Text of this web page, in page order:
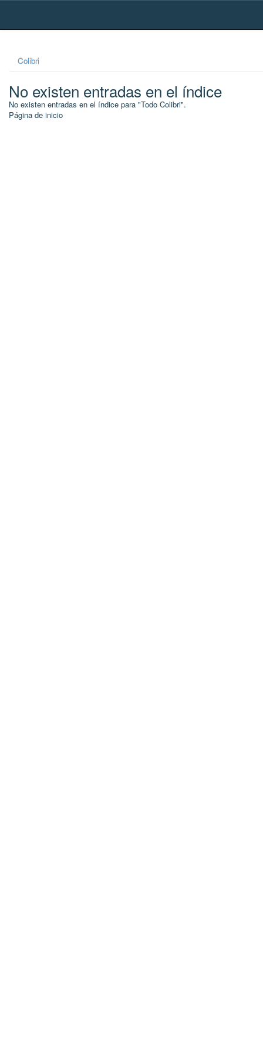
Skip
Colibri
No existen entradas en el índice
No existen entradas en el índice para "Todo Colibri".
Página de inicio